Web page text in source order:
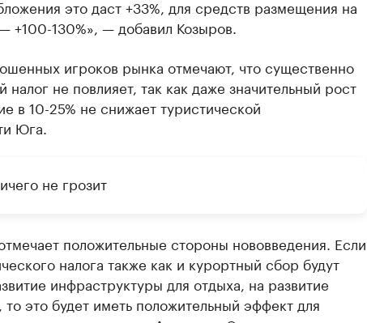
это даст +33%, для средств размещения на
+100-130%», — добавил Козыров.
игроков рынка отмечают, что существенно
налог не повлияет, так как даже значительный рост
в 10-25% не снижает туристической
Юга.
не грозит
положительные стороны нововведения. Если
налога также как и курортный сбор будут
инфраструктуры для отдыха, на развитие
то это будет иметь положительный эффект для